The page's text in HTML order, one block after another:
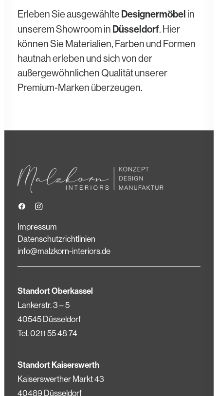
Erleben Sie ausgewählte Designermöbel in
unserem Showroom in Düsseldorf. Hier
können Sie Materialien, Farben und Formen
hautnah erleben und sich von der
außergewöhnlichen Qualität unserer
Premium-Marken überzeugen.
Impressum
Datenschutzrichtlinien
info@malzkorn-interiors.de
Standort Oberkassel
Lankerstr. 3 – 5
40545 Düsseldorf
Tel.0211 55 48 74
Standort Kaiserswerth
Kaiserswerther Markt 43
40489 Düsseldorf